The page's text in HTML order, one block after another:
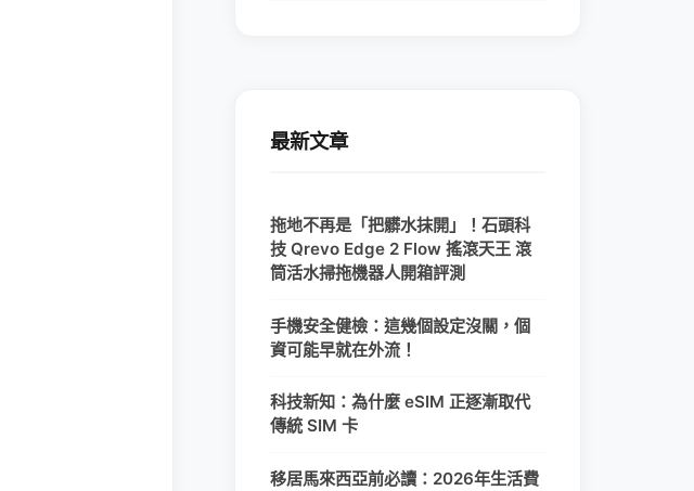
最新文章
拖地不再是「把髒水抹開」！石頭科
技 Qrevo Edge 2 Flow 搖滾天王 滾
筒活水掃拖機器人開箱評測
手機安全健檢：這幾個設定沒關，個
資可能早就在外流！
科技新知：為什麼 eSIM 正逐漸取代
傳統 SIM 卡
移居馬來西亞前必讀：2026年生活費